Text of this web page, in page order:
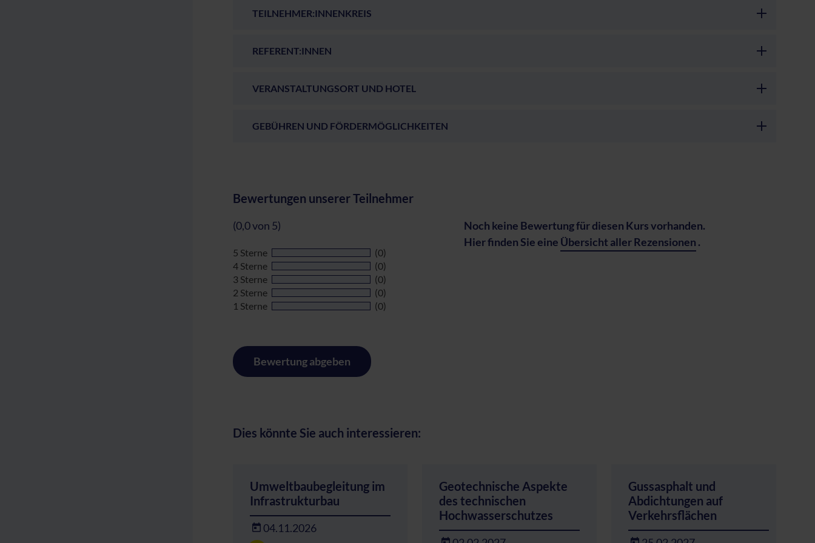
TEILNEHMER:INNENKREIS
REFERENT:INNEN
VERANSTALTUNGSORT UND HOTEL
GEBÜHREN UND FÖRDERMÖGLICHKEITEN
Bewertungen unserer Teilnehmer
(0,0 von 5)
5 Sterne
(0)
4 Sterne
(0)
3 Sterne
(0)
2 Sterne
(0)
1 Sterne
(0)
Bewertung abgeben
Noch keine Bewertung für diesen Kurs vorhanden.
Hier finden Sie eine Übersicht aller Rezensionen .
Dies könnte Sie auch interessieren:
Umweltbaubegleitung im
Infrastrukturbau
04.11.2026
Geotechnische Aspekte
des technischen
Hochwasserschutzes
Gussasphalt und
Abdichtungen auf
Verkehrsflächen